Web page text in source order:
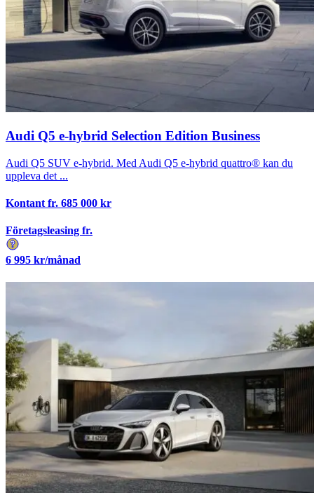
Audi Q5 e-hybrid Selection Edition Business
Audi Q5 SUV e-hybrid. Med Audi Q5 e-hybrid quattro® kan du
uppleva det ...
Kontant fr. 685 000 kr
Företagsleasing fr.
6 995 kr/månad